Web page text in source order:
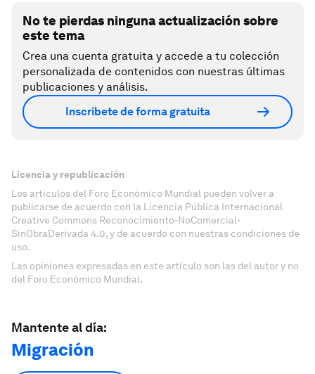
No te pierdas ninguna actualización sobre
este tema
Crea una cuenta gratuita y accede a tu colección
personalizada de contenidos con nuestras últimas
publicaciones y análisis.
Inscríbete de forma gratuita
Licencia y republicación
Los artículos del Foro Económico Mundial pueden volver a
publicarse de acuerdo con la Licencia Pública Internacional
Creative Commons Reconocimiento-NoComercial-
SinObraDerivada 4.0, y de acuerdo con nuestras condiciones de
uso.
Las opiniones expresadas en este artículo son las del autor y no
del Foro Económico Mundial.
Mantente al día:
Migración